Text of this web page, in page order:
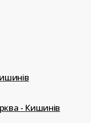
- Кишинів